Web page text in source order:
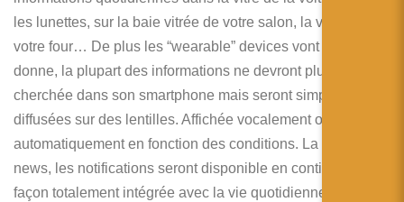
les lunettes, sur la baie vitrée de votre salon, la vitre de
votre four… De plus les “wearable” devices vont changer la
donne, la plupart des informations ne devront plus être
cherchée dans son smartphone mais seront simplement
diffusées sur des lentilles. Affichée vocalement ou
automatiquement en fonction des conditions. La météo, les
news, les notifications seront disponible en continu, de
façon totalement intégrée avec la vie quotidienne. Et avec